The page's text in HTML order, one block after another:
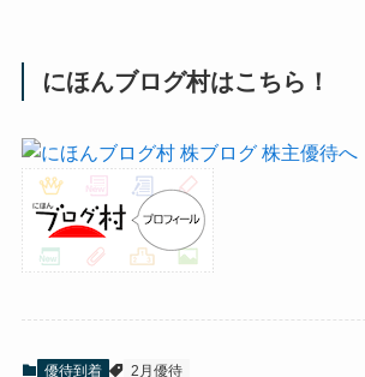
にほんブログ村はこちら！
優待到着 2月優待